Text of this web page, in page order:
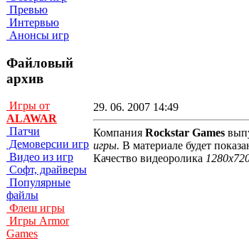
Превью
Интервью
Анонсы игр
Файловый
архив
Игры от
ALAWAR
Патчи
Демоверсии игр
Видео из игр
Софт, драйверы
Популярные
файлы
Флеш игры
Игры Armor
Games
29. 06. 2007 14:49
Компания Rockstar Games
игры. В материале будет
Качество видеоролика